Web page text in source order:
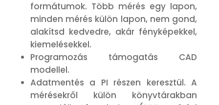
formátumok. Több mérés egy lapon,
minden mérés külön lapon, nem gond,
alakítsd kedvedre, akár fényképekkel,
kiemelésekkel.
Programozás támogatás CAD
modellel.
Adatmentés a PI részen keresztül. A
mérésekről külön könyvtárakban